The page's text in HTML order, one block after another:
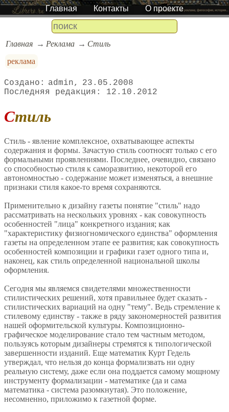
Главная Контакты О проекте
Главная Реклама
Стиль
реклама
admin
23.05.2008
12.10.2012
Стиль
Стиль - явление комплексное, охватывающее аспекты
содержания и формы. Зачастую стиль соотносят только с его
формальными проявлениями. Последнее, очевидно, связано
со способностью стиля к саморазвитию, некоторой его
автономностью - содержание может изменяться, а внешние
признаки стиля какое-то время сохраняются.
Применительно к дизайну газеты понятие "стиль" надо
рассматривать на нескольких уровнях - как совокупность
особенностей "лица" конкретного издания; как
"характеристику физиогномического единства" оформления
газеты на определенном этапе ее развития; как совокупность
особенностей композиции и графики газет одного типа и,
наконец, как стиль определенной национальной школы
оформления.
Сегодня мы являемся свидетелями множественности
стилистических решений, хотя правильнее будет сказать -
стилистических вариаций на одну "тему". Ведь стремление к
стилевому единству - также в ряду закономерностей развития
нашей оформительской культуры. Композиционно-
графическое моделирование стало тем частным методом,
пользуясь которым дизайнеры стремятся к типологической
завершенности изданий. Еще математик Курт Гедель
утверждал, что нельзя до конца формализвать ни одну
реальную систему, даже если она поддается самому мощному
инструменту формализации - математике (да и сама
математика - система разомкнутая). Это положение,
несомненно, приложимо к газетной форме.